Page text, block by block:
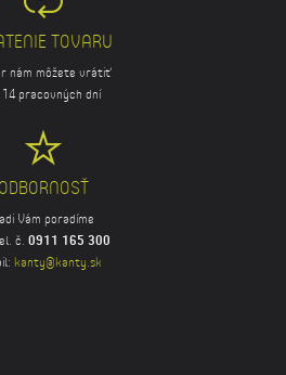
TOVARU
nám môžete vrátiť
pracovných dní
ODBORNOSŤ
Vám poradíme
č. 0911 165 300
kanty@kanty.sk